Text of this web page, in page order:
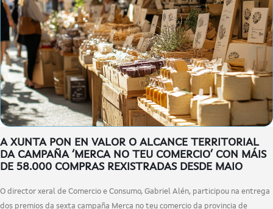
A XUNTA PON EN VALOR O ALCANCE TERRITORIAL
DA CAMPAÑA ‘MERCA NO TEU COMERCIO’ CON MÁIS
DE 58.000 COMPRAS REXISTRADAS DESDE MAIO
O director xeral de Comercio e Consumo, Gabriel Alén, participou na entrega
dos premios da sexta campaña Merca no teu comercio da provincia de